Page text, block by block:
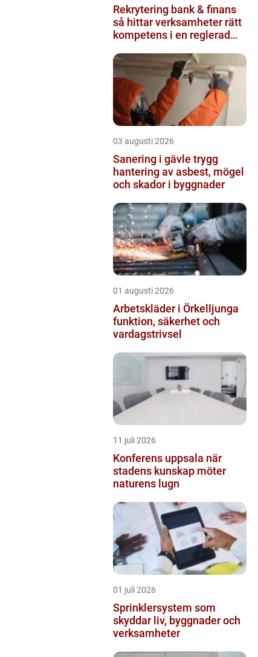
Rekrytering bank & finans
så hittar verksamheter rätt
kompetens i en reglerad
03 augusti 2026
Sanering i gävle trygg
hantering av asbest, mögel
och skador i byggnader
01 augusti 2026
Arbetskläder i Örkelljunga
funktion, säkerhet och
vardagstrivsel
11 juli 2026
Konferens uppsala när
stadens kunskap möter
naturens lugn
01 juli 2026
Sprinklersystem som
skyddar liv, byggnader och
verksamheter